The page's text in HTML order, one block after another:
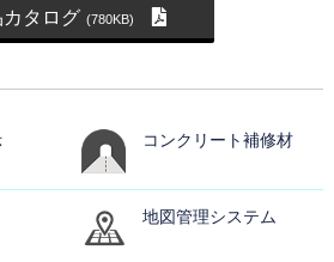
コンクリート補修材
地図管理システム
タログ (780KB)